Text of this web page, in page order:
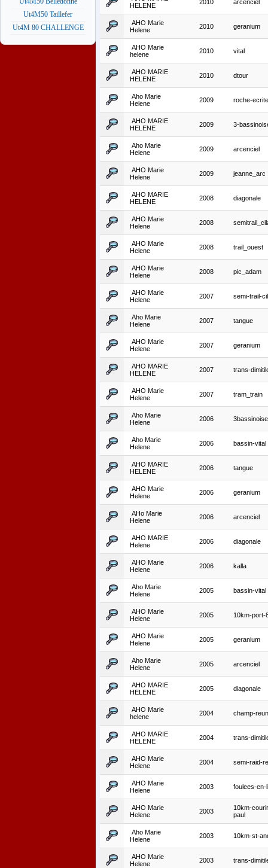
Ut4M50 Taillefer
Ut4M 80 CHALLENGE
HELENE
2010 arcenciel
AHO Marie
Helene
2010 geranium
AHO Marie
helene
2010 vital
AHO MARIE
HELENE
2010 dtour
Aho Marie
Helene
2009 roche-ecrite
AHO MARIE
HELENE
2009 3-
Aho Marie
Helene
2009 arcenciel
AHO Marie
Helene
2009 jeanne_arc
AHO MARIE
HELENE
2008 diagonale
AHO Marie
Helene
2008
AHO Marie
Helene
2008 trail_ouest
AHO Marie
Helene
2008 pic_adam
AHO Marie
Helene
2007 semi-trail-
Aho Marie
Helene
2007 tangue
AHO Marie
Helene
2007 geranium
AHO MARIE
HELENE
2007 trans-
AHO Marie
Helene
2007 tram_train
Aho Marie
Helene
2006 3bassinoise
Aho Marie
Helene
2006 bassin-vital
AHO MARIE
HELENE
2006 tangue
AHO Marie
Helene
2006 geranium
AHo Marie
Helene
2006 arcenciel
AHO MARIE
Helene
2006 diagonale
AHO Marie
Helene
2006 kalla
Aho Marie
Helene
2005 bassin-vital
AHO Marie
Helene
2005 10km-port-
AHO Marie
Helene
2005 geranium
Aho Marie
Helene
2005 arcenciel
AHO MARIE
HELENE
2005 diagonale
AHO Marie
helene
2004 champ-
AHO MARIE
HELENE
2004 trans-
AHO Marie
Helene
2004 semi-raid-
AHO Marie
Helene
2003 foulees-en-
AHO Marie
Helene
2003
10km-
paul
Aho Marie
Helene
2003 10km-st-
AHO Marie
Helene
2003 trans-